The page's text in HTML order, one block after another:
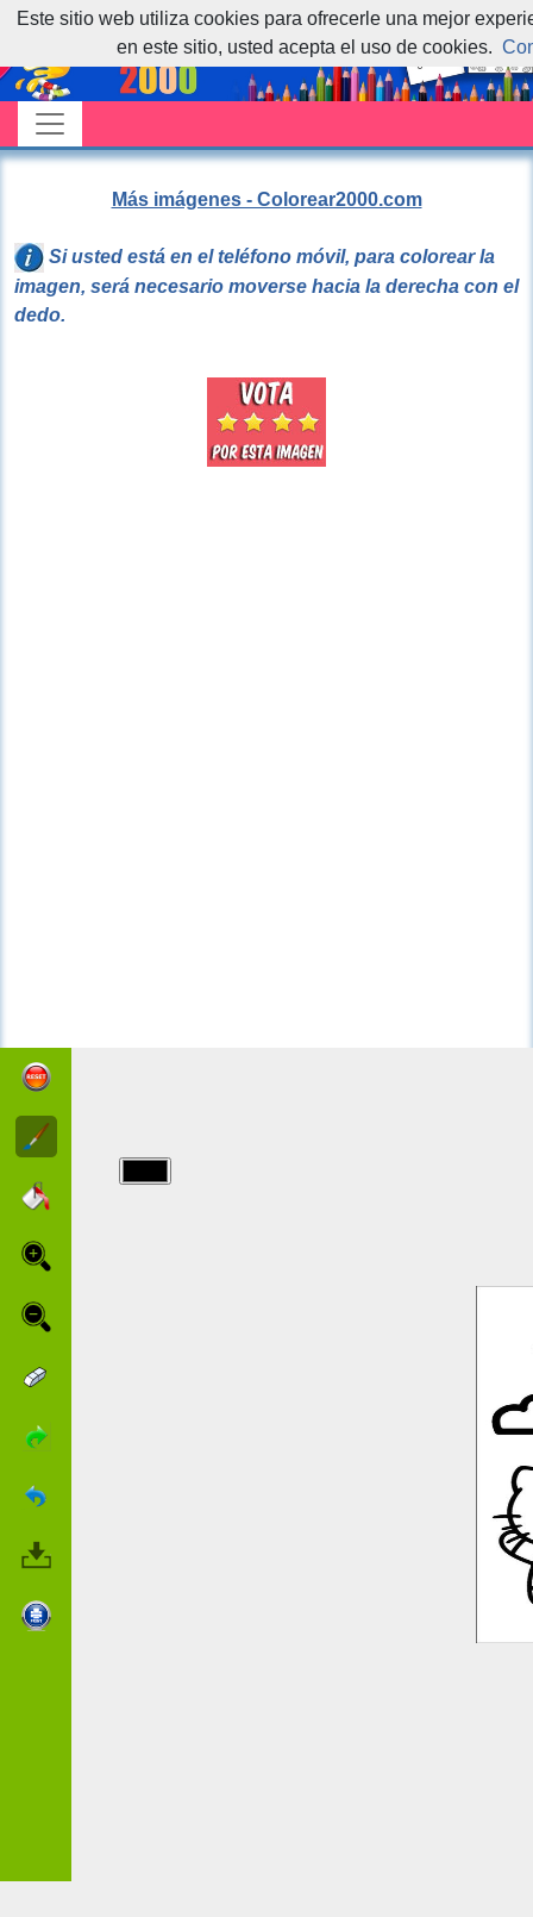
Más imágenes - Colorear2000.com
Si usted está en el teléfono móvil, para colorear la
imagen, será necesario moverse hacia la derecha con el
dedo.
Este sitio web utiliza cookies para ofrecerle una mejor
en este sitio, usted acepta el uso de cookies.